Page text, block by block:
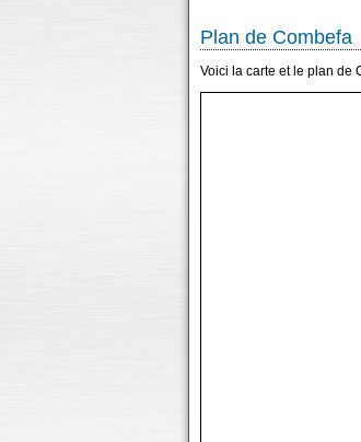
Plan de Combefa
Voici la carte et le plan de